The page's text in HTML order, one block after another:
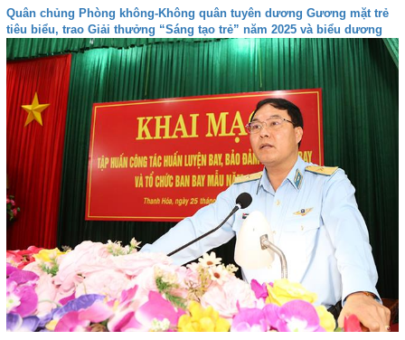
Quân chủng Phòng không-Không quân tuyên dương Gương mặt trẻ
tiêu biểu, trao Giải thưởng “Sáng tạo trẻ” năm 2025 và biểu dương
gia đình quân nhân tiêu biểu giai đoạn 2024-2026